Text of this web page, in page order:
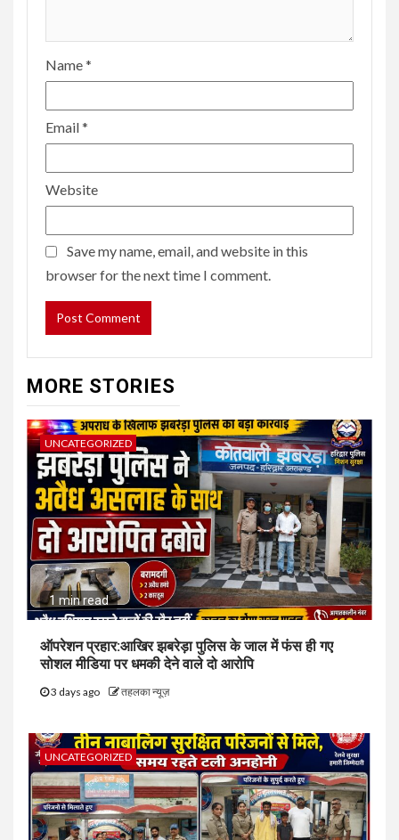
Name*
Email*
Website
Save my name, email, and website in this
browser for the next time I comment.
MORE STORIES
UNCATEGORIZED
1 min read
ऑपरेशन प्रहार:आखिर झबरेड़ा पुलिस के जाल में फंस ही गए
सोशल मीडिया पर धमकी देने वाले दो आरोपि
3 days ago तहलका न्यूज़
UNCATEGORIZED